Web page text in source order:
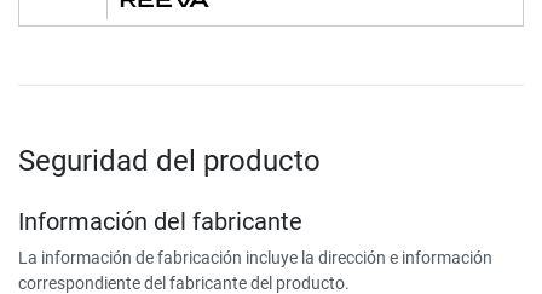
Seguridad del producto
Información del fabricante
La información de fabricación incluye la dirección e información
correspondiente del fabricante del producto.